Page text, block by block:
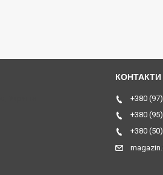
+380
+380
+380